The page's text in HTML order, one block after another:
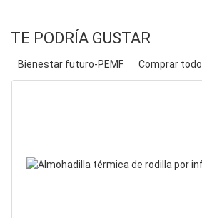
TE PODRÍA GUSTAR
Comprar todo
Bienestar futuro-PEMF